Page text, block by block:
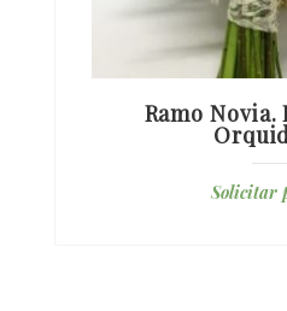
Ramo Novia.
Solicitar